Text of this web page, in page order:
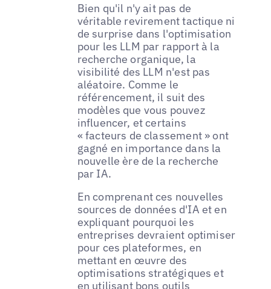
Bien qu'il n'y ait pas de
véritable revirement tactique ni
de surprise dans l'optimisation
pour les LLM par rapport à la
recherche organique, la
visibilité des LLM n'est pas
aléatoire. Comme le
référencement, il suit des
modèles que vous pouvez
influencer, et certains
« facteurs de classement » ont
gagné en importance dans la
nouvelle ère de la recherche
par IA.
En comprenant ces nouvelles
sources de données d'IA et en
expliquant pourquoi les
entreprises devraient optimiser
pour ces plateformes, en
mettant en œuvre des
optimisations stratégiques et
en utilisant bons outils